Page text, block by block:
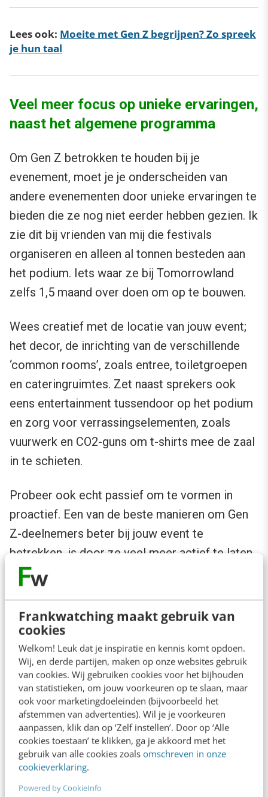
Frankwatching maakt gebruik van
cookies
Welkom! Leuk dat je inspiratie en kennis komt opdoen.
Wij, en derde partijen, maken op onze websites gebruik
van cookies. Wij gebruiken cookies voor het bijhouden
van statistieken, om jouw voorkeuren op te slaan, maar
ook voor marketingdoeleinden (bijvoorbeeld het
afstemmen van advertenties). Wil je je voorkeuren
aanpassen, klik dan op ‘Zelf instellen’. Door op ‘Alle
cookies toestaan’ te klikken, ga je akkoord met het
gebruik van alle cookies zoals omschreven in onze
cookieverklaring.
Powered by CookieInfo
Lees ook: Moeite met Gen Z begrijpen? Zo spreek
je hun taal
Veel meer focus op unieke ervaringen,
naast het algemene programma
Om Gen Z betrokken te houden bij je
evenement, moet je je onderscheiden van
andere evenementen door unieke ervaringen te
bieden die ze nog niet eerder hebben gezien. Ik
zie dit bij vrienden van mij die festivals
organiseren en alleen al tonnen besteden aan
het podium. Iets waar ze bij Tomorrowland
zelfs 1,5 maand over doen om op te bouwen.
Wees creatief met de locatie van jouw event;
het decor, de inrichting van de verschillende
‘common rooms’, zoals entree, toiletgroepen
en cateringruimtes. Zet naast sprekers ook
eens entertainment tussendoor op het podium
en zorg voor verrassingselementen, zoals
vuurwerk en CO2-guns om t-shirts mee de zaal
in te schieten.
Probeer ook echt passief om te vormen in
proactief. Een van de beste manieren om Gen
Z-deelnemers beter bij jouw event te
betrekken, is door ze veel meer actief te laten
deelnemen aan jouw evenement, dan alleen
maar passief in een publiek te laten zitten. Echt
gamifyen, door bijvoorbeeld gave foto-
contests en virtuele speurtochten met
Snapchat aan te bieden. Niet alleen in de
pauzes, maar de hele dag.